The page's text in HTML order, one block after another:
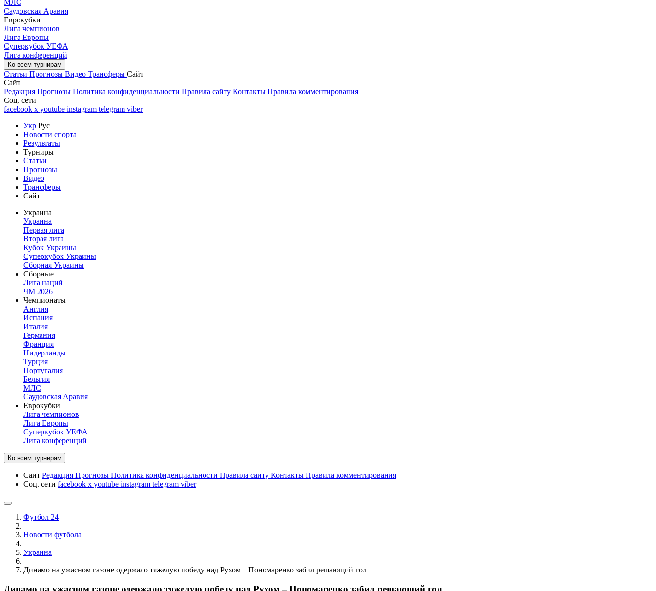
МЛС
Саудовская Аравия
Еврокубки
Лига чемпионов
Лига Европы
Суперкубок УЕФА
Лига конференций
Ко всем турнирам
Статьи Прогнозы Видео Трансферы Сайт
Сайт
Редакция Прогнозы Политика конфиденциальности Правила сайту Контакты Правила комментирования
Соц. сети
facebook x youtube instagram telegram viber
Укр Рус
Новости спорта
Результаты
Турниры
Статьи
Прогнозы
Видео
Трансферы
Сайт
Украина
Украина
Первая лига
Вторая лига
Кубок Украины
Суперкубок Украины
Сборная Украины
Сборные
Лига наций
ЧМ 2026
Чемпионаты
Англия
Испания
Италия
Германия
Франция
Нидерланды
Турция
Португалия
Бельгия
МЛС
Саудовская Аравия
Еврокубки
Лига чемпионов
Лига Европы
Суперкубок УЕФА
Лига конференций
Ко всем турнирам
Сайт Редакция Прогнозы Политика конфиденциальности Правила сайту Контакты Правила комментирования
Соц. сети facebook x youtube instagram telegram viber
Футбол 24
Новости футбола
Украина
Динамо на ужасном газоне одержало тяжелую победу над Рухом – Пономаренко забил решающий гол
Динамо на ужасном газоне одержало тяжелую победу над Рухом – Пономаренко забил решающий гол